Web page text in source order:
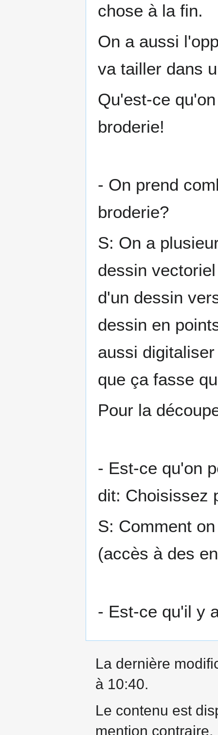
chose à la fin.
On a aussi
va tailler dans
Qu'est-ce
broderie!
- On prend
broderie?
S: On a
dessin
d'un dessin
dessin en
aussi
que ça fasse
Pour la
- Est-ce qu'on
dit: Choisissez
S: Comment
(accès à des
- Est-ce qu'il y
La dernière
à 10:40.
Le contenu est
mention contraire.